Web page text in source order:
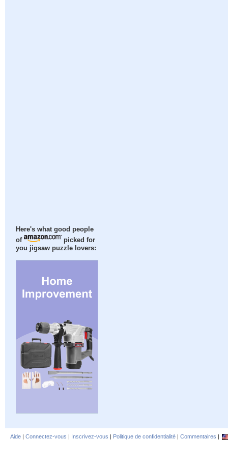
Here's what good people
of
picked for
you jigsaw puzzle lovers:
Aide | Connectez-vous | Inscrivez-vous | Politique de confidentialité | Commentaires |